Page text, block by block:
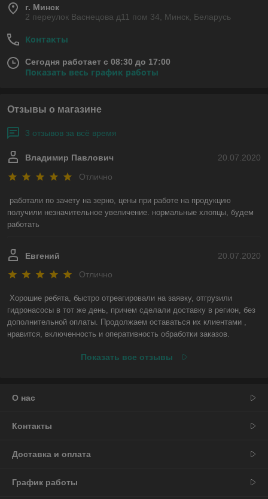
г. Минск
2 переулок Васнецова д11 пом 34, Минск, Беларусь
Контакты
Сегодня работает с 08:30 до 17:00
Показать весь график работы
Отзывы о магазине
3 отзывов за всё время
20.07.2020
Владимир Павлович
Отлично
работали по зачету на зерно, цены при работе на продукцию
получили незначительное увеличение. нормальные хлопцы, будем
работать
20.07.2020
Евгений
Отлично
Хорошие ребята, быстро отреагировали на заявку, отгрузили
гидронасосы в тот же день, причем сделали доставку в регион, без
дополнительной оплаты. Продолжаем оставаться их клиентами ,
нравится, включенность и оперативность обработки заказов.
Показать все отзывы
О нас
Контакты
Доставка и оплата
График работы